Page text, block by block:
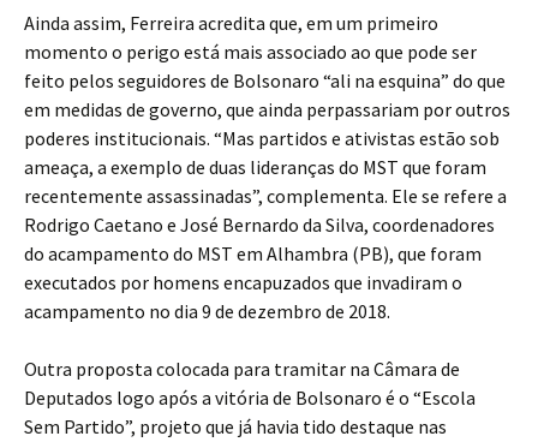
Ainda assim, Ferreira acredita que, em um primeiro
momento o perigo está mais associado ao que pode ser
feito pelos seguidores de Bolsonaro “ali na esquina” do que
em medidas de governo, que ainda perpassariam por outros
poderes institucionais. “Mas partidos e ativistas estão sob
ameaça, a exemplo de duas lideranças do MST que foram
recentemente assassinadas”, complementa. Ele se refere a
Rodrigo Caetano e José Bernardo da Silva, coordenadores
do acampamento do MST em Alhambra (PB), que foram
executados por homens encapuzados que invadiram o
acampamento no dia 9 de dezembro de 2018.
Outra proposta colocada para tramitar na Câmara de
Deputados logo após a vitória de Bolsonaro é o “Escola
Sem Partido”, projeto que já havia tido destaque nas